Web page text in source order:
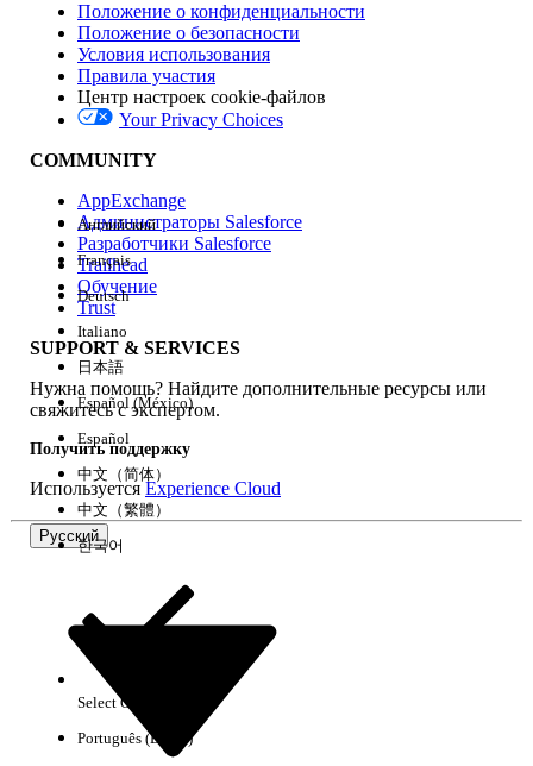
Версия
Возможности
Очистить все Готово
Результаты отсутствуют
Положение о конфиденциальности
Положение о безопасности
Условия использования
Правила участия
Центр настроек cookie-файлов
Your Privacy Choices
COMMUNITY
AppExchange
Администраторы Salesforce
Разработчики Salesforce
Trailhead
Обучение
Trust
SUPPORT & SERVICES
Нужна помощь? Найдите дополнительные ресурсы или
свяжитесь с экспертом.
Получить поддержку
ИспользуетсяExperience Cloud
Русский
Английский
Français
Deutsch
Italiano
日本語
Español (México)
Español
中文（简体）
中文（繁體）
한국어
Select Org
Português (Brasil)